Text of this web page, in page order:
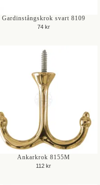
Gardinstångskrok svart 8109
74 kr
Ankarkrok 8155M
112 kr